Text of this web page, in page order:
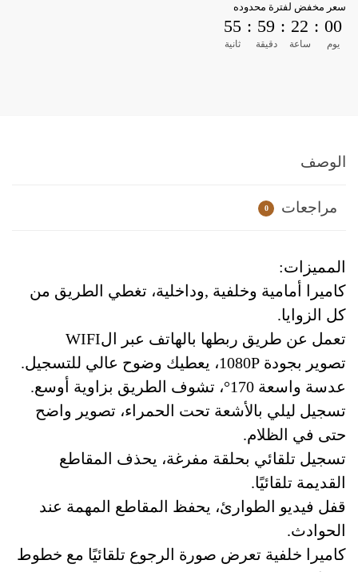
سعر مخفض لفترة محدوده
00
يوم
:
22
ساعة
:
59
دقيقة
:
55
ثانية
الوصف
مراجعات 0
المميزات:
كاميرا أمامية وخلفية ,وداخلية، تغطي الطريق من
كل الزوايا.
تعمل عن طريق ربطها بالهاتف عبر الWIFI
تصوير بجودة 1080P، يعطيك وضوح عالي للتسجيل.
عدسة واسعة 170°، تشوف الطريق بزاوية أوسع.
تسجيل ليلي بالأشعة تحت الحمراء، تصوير واضح
حتى في الظلام.
تسجيل تلقائي بحلقة مفرغة، يحذف المقاطع
القديمة تلقائيًا.
قفل فيديو الطوارئ، يحفظ المقاطع المهمة عند
الحوادث.
كاميرا خلفية تعرض صورة الرجوع تلقائيًا مع خطوط